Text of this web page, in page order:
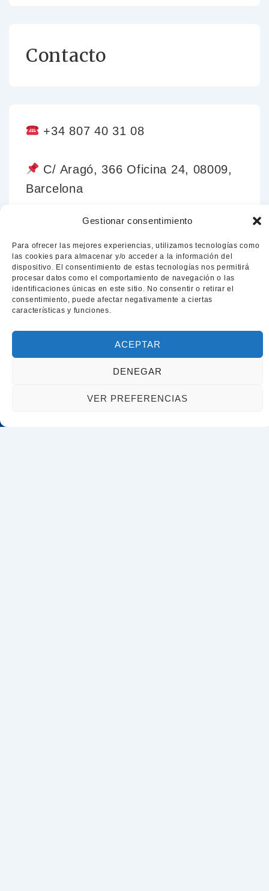
Gestionar consentimiento
Para ofrecer las mejores experiencias, utilizamos tecnologías como
las cookies para almacenar y/o acceder a la información del
dispositivo. El consentimiento de estas tecnologías nos permitirá
procesar datos como el comportamiento de navegación o las
identificaciones únicas en este sitio. No consentir o retirar el
consentimiento, puede afectar negativamente a ciertas
características y funciones.
ACEPTAR
DENEGAR
VER PREFERENCIAS
Contacto
+34 807 40 31 08
C/ Aragó, 366 Oficina 24, 08009,
Barcelona
Crta. de Malgrat 5 Izquierda,
Blanes, 17300, Girona.
romulo.parra@icag.cat
Estoy aquí para asesorarte y representarte con